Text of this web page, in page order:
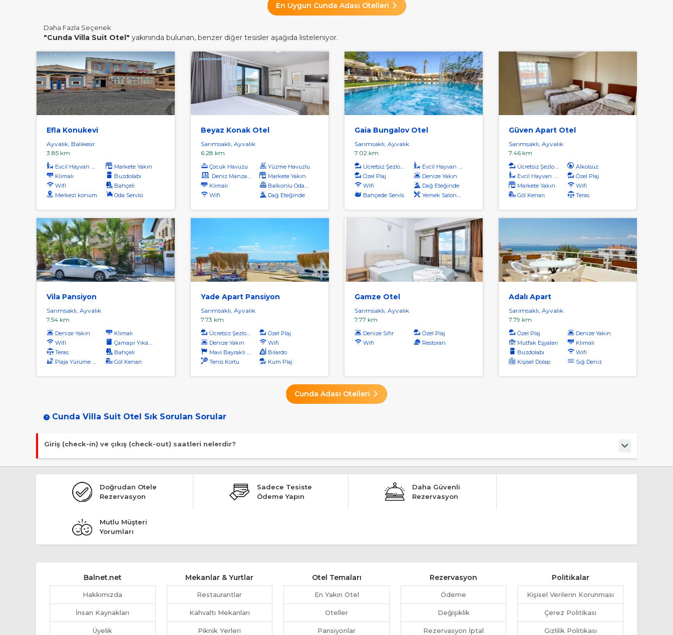
En Uygun Cunda Adası Otelleri
Daha Fazla Seçenek
"Cunda Villa Suit Otel" yakınında bulunan, benzer diğer tesisler aşağıda listeleniyor.
Efla Konukevi
Ayvalık, Balıkesir
3.85 km
Evcil Hayvan Kabul
Markete Yakın
Klimalı
Buzdolabı
Wifi
Bahçeli
Merkezi konum
Oda Servisi
Beyaz Konak Otel
Sarımsaklı, Ayvalık
6.28 km
Çocuk Havuzu
Yüzme Havuzlu
Deniz Manzaralı
Markete Yakın
Klimalı
Balkonlu Odalar
Wifi
Dağ Eteğinde
Gaia Bungalov Otel
Sarımsaklı, Ayvalık
7.02 km
Ücretsiz Şezlong
Evcil Hayvan Kabul
Özel Plaj
Denize Yakın
Wifi
Dağ Eteğinde
Bahçede Servis
Yemek Salonunda Servis
Güven Apart Otel
Sarımsaklı, Ayvalık
7.46 km
Ücretsiz Şezlong
Alkolsüz
Evcil Hayvan Kabul
Özel Plaj
Markete Yakın
Wifi
Göl Kenarı
Teras
Vila Pansiyon
Sarımsaklı, Ayvalık
7.54 km
Denize Yakın
Klimalı
Wifi
Çamaşır Yıkama
Teras
Bahçeli
Plaja Yürüme Mesafesi
Göl Kenarı
Yade Apart Pansiyon
Sarımsaklı, Ayvalık
7.73 km
Ücretsiz Şezlong
Özel Plaj
Denize Yakın
Wifi
Mavi Bayraklı Plaj
Bilardo
Tenis Kortu
Kum Plaj
Gamze Otel
Sarımsaklı, Ayvalık
7.77 km
Denize Sıfır
Özel Plaj
Wifi
Restoran
Adalı Apart
Sarımsaklı, Ayvalık
7.79 km
Özel Plaj
Denize Yakın
Mutfak Eşyaları
Klimalı
Buzdolabı
Wifi
Kişisel Dolap
Sığ Deniz
Cunda Adası Otelleri
Cunda Villa Suit Otel Sık Sorulan Sorular
Giriş (check-in) ve çıkış (check-out) saatleri nelerdir?
Giriş en erken 13:00, çıkış en geç 11:00 saatindedir.
Doğrudan Otele
Rezervasyon
Sadece Tesiste
Ödeme Yapın
Daha Güvenli
Rezervasyon
Mutlu Müşteri
Yorumları
Balnet.net
Hakkımızda
İnsan Kaynakları
Üyelik
Mekanlar & Yurtlar
Restaurantlar
Kahvaltı Mekanları
Piknik Yerleri
Otel Temaları
En Yakın Otel
Oteller
Pansiyonlar
Rezervasyon
Ödeme
Değişiklik
Rezervasyon İptal
Politikalar
Kişisel Verilerin Korunması
Çerez Politikası
Gizlilik Politikası